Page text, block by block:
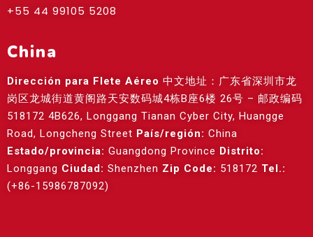
+55 44 99105 5208
China
Dirección para Flete Aéreo 中文地址：广东省深圳市龙
岗区龙城街道黄阁路天安数码城4栋B座6楼 26号 – 邮政编码
518172 4B626, Longgang Tianan Cyber City, Huangge
Road, Longcheng Street País/región: China
Estado/provincia: Guangdong Province Distrito:
Longgang Ciudad: Shenzhen Zip Code: 518172 Tel.:
(+86-15986787092)